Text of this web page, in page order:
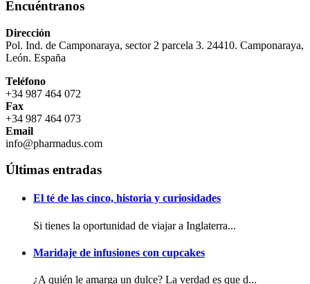
Encuéntranos
Dirección
Pol. Ind. de Camponaraya, sector 2 parcela 3. 24410. Camponaraya,
León. España
Teléfono
+34 987 464 072
Fax
+34 987 464 073
Email
info@pharmadus.com
Últimas entradas
El té de las cinco, historia y curiosidades
Si tienes la oportunidad de viajar a Inglaterra...
Maridaje de infusiones con cupcakes
¿A quién le amarga un dulce? La verdad es que d...